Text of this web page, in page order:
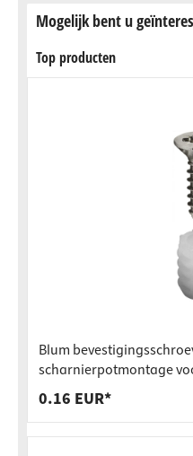
Mogelijk bent u
Top producten
Blum
scharnierpotmontage
0.16 EUR*